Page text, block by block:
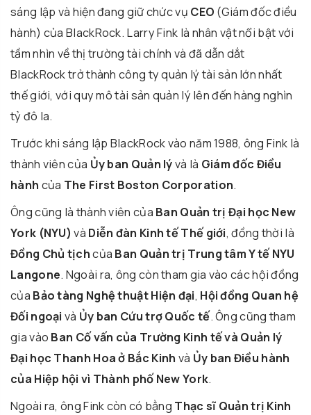
sáng lập và hiện đang giữ chức vụ CEO (Giám đốc điều
hành) của BlackRock. Larry Fink là nhân vật nổi bật với
tầm nhìn về thị trường tài chính và đã dẫn dắt
BlackRock trở thành công ty quản lý tài sản lớn nhất
thế giới, với quy mô tài sản quản lý lên đến hàng nghìn
tỷ đô la.
Trước khi sáng lập BlackRock vào năm 1988, ông Fink là
thành viên của Ủy ban Quản lývà là Giám đốc Điều
hành của The First Boston Corporation.
Ông cũng là thành viên của Ban Quản trị Đại học New
York (NYU) và Diễn đàn Kinh tế Thế giới, đồng thời là
Đồng Chủ tịchcủa Ban Quản trị Trung tâm Y tế NYU
Langone. Ngoài ra, ông còn tham gia vào các hội đồng
của Bảo tàng Nghệ thuật Hiện đại, Hội đồng Quan hệ
Đối ngoại và Ủy ban Cứu trợ Quốc tế. Ông cũng tham
gia vào Ban Cố vấn của Trường Kinh tế và Quản lý
Đại học Thanh Hoa ở Bắc Kinh và Ủy ban Điều hành
của Hiệp hội vì Thành phố New York.
Ngoài ra, ông Fink còn có bằng Thạc sĩ Quản trị Kinh